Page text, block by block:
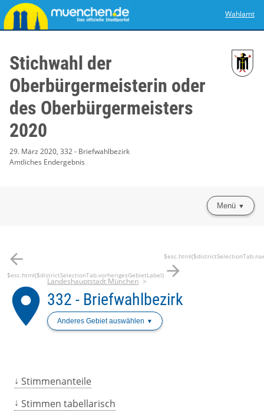
Wahlamt
Stichwahl der
Oberbürgermeisterin oder
des Oberbürgermeisters
2020
29. März 2020, 332 - Briefwahlbezirk
Amtliches Endergebnis
Menü
arrow_back
$esc.html($districtSelectionTab.vorherigesGebietLabel) arrow_forward
place
Landeshauptstadt München
332 - Briefwahlbezirk
Anderes Gebiet auswählen
Stimmenanteile
Stimmen tabellarisch